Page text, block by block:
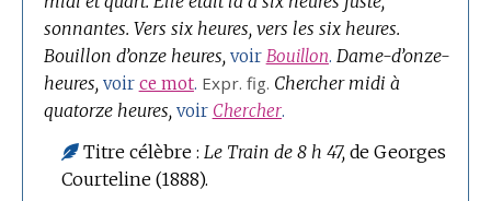
sonnantes. Vers six heures, vers les six heures.
Bouillon d’onze heures, voir Bouillon. Dame-d’onze-
heures, voir ce mot. Expr. fig. Chercher midi à
quatorze heures, voir Chercher.
Titre célèbre : Le Train de 8 h 47,de Georges
Courteline (1888).